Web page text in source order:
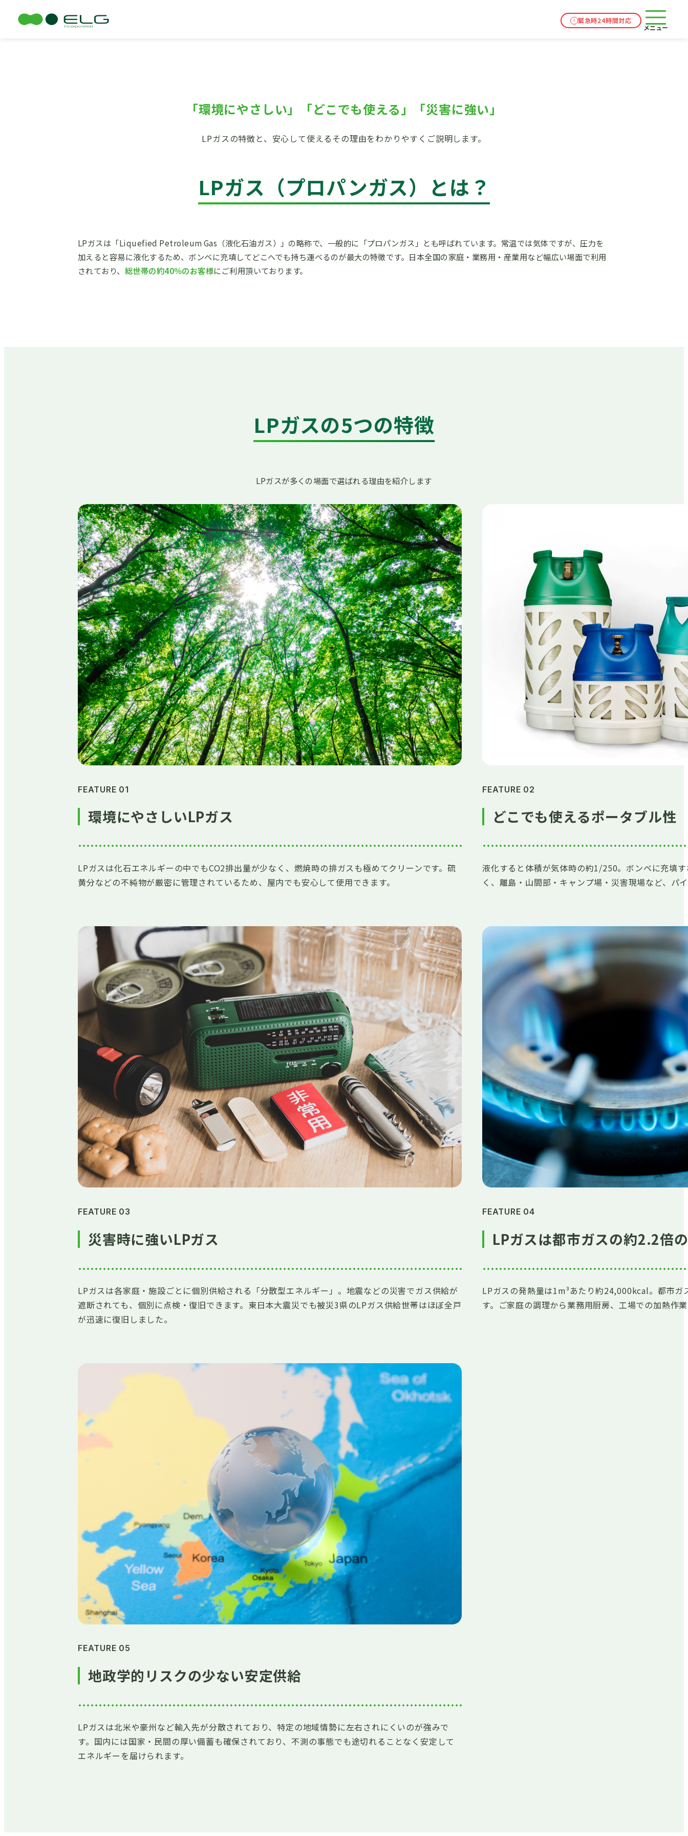
緊急時24時間対応
メニュー
TOPLPガスの特徴
「環境にやさしい」「どこでも使える」「災害に強い」
LPガスの特徴と、安心して使えるその理由をわかりやすくご説明します。
LPガス（プロパンガス）とは？
LPガスは「Liquefied Petroleum Gas（液化石油ガス）」の略称で、一般的に「プロパンガス」とも呼ばれています。常温では気体ですが、圧力を
加えると容易に液化するため、ボンベに充填してどこへでも持ち運べるのが最大の特徴です。日本全国の家庭・業務用・産業用など幅広い場面で利用
されており、 総世帯の約40％のお客様にご利用頂いております。
LPガスの5つの特徴
LPガスが多くの場面で選ばれる理由を紹介します
FEATURE 01
環境にやさしいLPガス
LPガスは化石エネルギーの中でもCO2排出量が少なく、燃焼時の排ガスも極めてクリーンです。硫
黄分などの不純物が厳密に管理されているため、屋内でも安心して使用できます。
FEATURE 02
どこでも使えるポータブル性
液化すると体積が気体時の約1/250。ボンベに充填
く、離島・山間部・キャンプ場・災害現場など、パ
FEATURE 03
災害時に強いLPガス
LPガスは各家庭・施設ごとに個別供給される「分散型エネルギー」。地震などの災害でガス供給が
遮断されても、個別に点検・復旧できます。東日本大震災でも被災3県のLPガス供給世帯はほぼ全戸
が迅速に復旧しました。
FEATURE 04
LPガスは都市ガスの約2.2倍
LPガスの発熱量は1m³あたり約24,000kcal。都市
す。ご家庭の調理から業務用厨房、工場での加熱作
FEATURE 05
地政学的リスクの少ない安定供給
LPガスは北米や豪州など輸入先が分散されており、特定の地域情勢に左右されにくいのが強みで
す。国内には国家・民間の厚い備蓄も確保されており、不測の事態でも途切れることなく安定して
エネルギーを届けられます。